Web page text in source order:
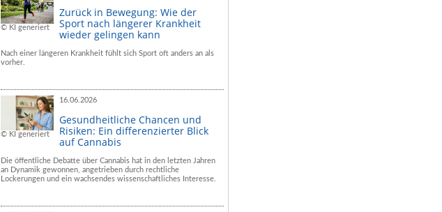
© KI generiert
Zurück in Bewegung: Wie der
Sport nach längerer Krankheit
wieder gelingen kann
Nach einer längeren Krankheit fühlt sich Sport oft anders an als
vorher.
© KI generiert
16.06.2026
Gesundheitliche Chancen und
Risiken: Ein differenzierter Blick
auf Cannabis
Die öffentliche Debatte über Cannabis hat in den letzten Jahren
an Dynamik gewonnen, angetrieben durch rechtliche
Lockerungen und ein wachsendes wissenschaftliches Interesse.